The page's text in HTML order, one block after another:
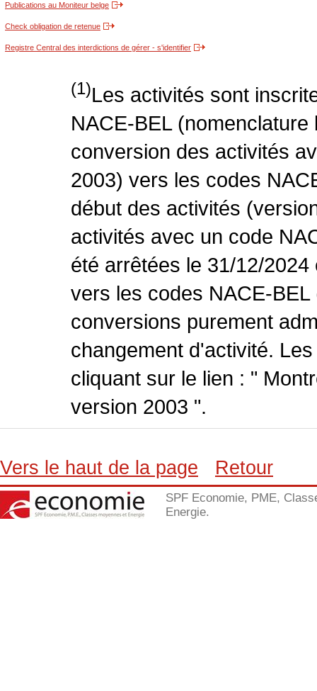
Publications au Moniteur belge
Check obligation de retenue
Registre Central des interdictions de gérer - s'identifier
(1)Les activités sont
NACE-BEL
conversion des activités
2003) vers les codes
début des activités
activités avec un code
été arrêtées le 31/12/
vers les codes NACE-
conversions purement
changement d'activité.
cliquant sur le lien : "
version 2003 ".
Vers le haut de la page Retour
SPF Economie, PME,
Energie.